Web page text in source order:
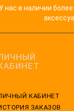
У нас в наличии
КАБИНЕТ
ЗАКАЗОВ